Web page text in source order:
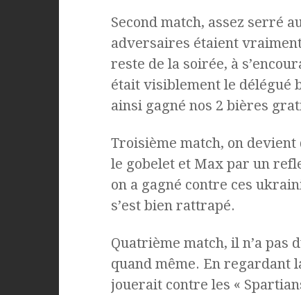
Second match, assez serré
adversaires étaient
reste de la soirée, à
était visiblement le délégué
ainsi gagné nos 2 bières
Troisième match, on
le gobelet et Max par un
on a gagné contre ces
s’est bien rattrapé.
Quatrième match, il n’a pas
quand même. En regardant
jouerait contre les «